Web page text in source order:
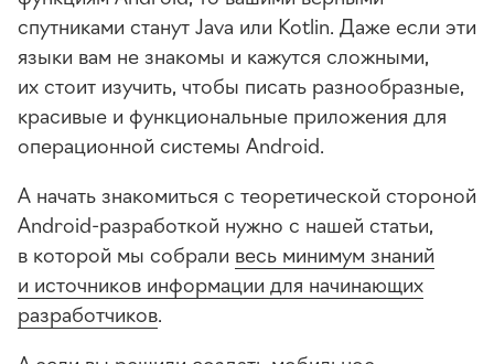
спутниками станут Java или Kotlin. Даже если эти
языки вам не знакомы и кажутся сложными,
их стоит изучить, чтобы писать разнообразные,
красивые и функциональные приложения для
операционной системы Android.
А начать знакомиться с теоретической стороной
Android-разработкой нужно с нашей статьи,
в которой мы собрали весь минимум знаний
и источников информации для начинающих
разработчиков.